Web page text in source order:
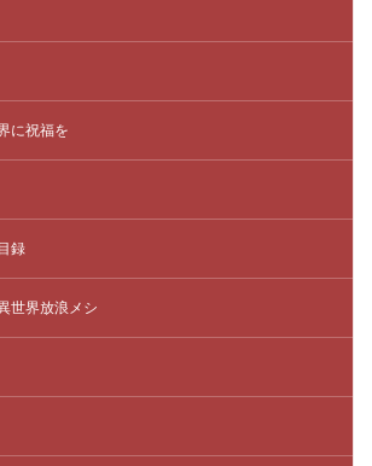
に祝福を
録
世界放浪メシ